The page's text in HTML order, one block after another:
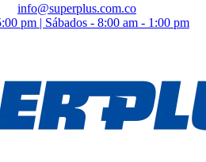
info@superplus.com.co
pm | Sábados - 8:00 am - 1:00 pm